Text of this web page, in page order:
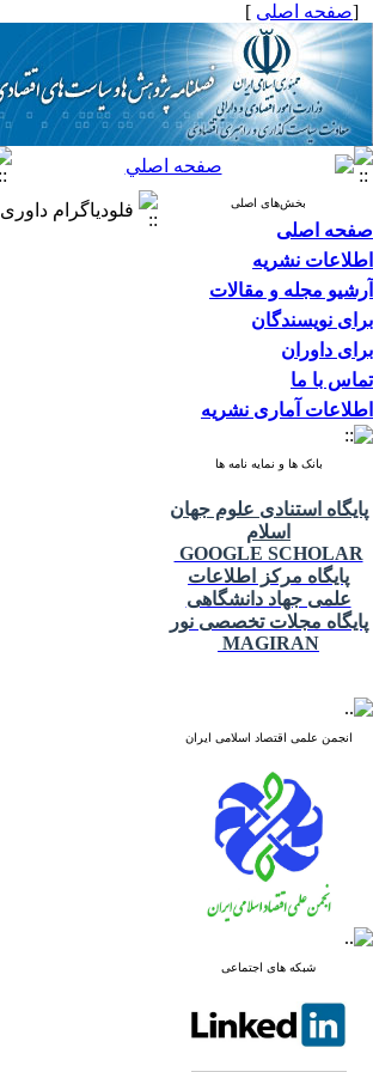
[صفحه اصلی ]
بخش‌های اصلی
صفحه اصلی
اطلاعات نشریه
آرشیو مجله و مقالات
برای نویسندگان
برای داوران
تماس با ما
اطلاعات آماری نشریه
بانک ها و نمایه نامه ها
پایگاه استنادی علوم جهان
اسلام
GOOGLE SCHOLAR
پایگاه مرکز اطلاعات
علمی جهاد دانشگاهی
پایگاه مجلات تخصصی نور
MAGIRAN
انجمن علمی اقتصاد اسلامی ایران
شبکه های اجتماعی
فلودیاگرام داوری